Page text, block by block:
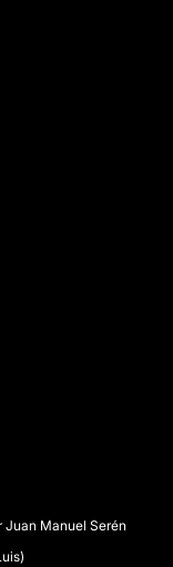
Juan Manuel Serén